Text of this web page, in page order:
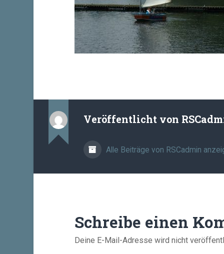
Veröffentlicht von
Alle Beiträge von RSCadmin
Schreibe einen
Deine E-Mail-Adresse wird nicht